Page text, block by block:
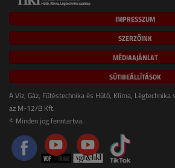
IMPRESSZUM
SZERZŐINK
MÉDIAAJÁNLAT
SÜTIBEÁLLÍTÁSOK
A Víz, Gáz, Fűtéstechnika és Hűtő, Klíma,
az M-12/B Kft.
© Minden jog fenntartva.